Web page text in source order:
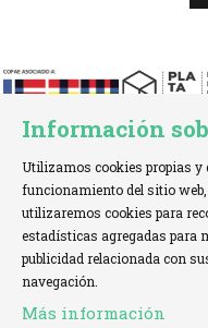
TELÉFONO:+34 621
Sitemap | Aviso Legal
Declaración de accesibilidad
Información
Utilizamos cookies propias y
funcionamiento del sitio
utilizaremos cookies para
estadísticas agregadas para
publicidad relacionada con
navegación.
Más información